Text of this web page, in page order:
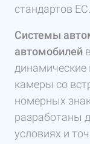
стандартов ЕС.
Системы
автомобилей
динамические
камеры со
номерных
разработаны
условиях и